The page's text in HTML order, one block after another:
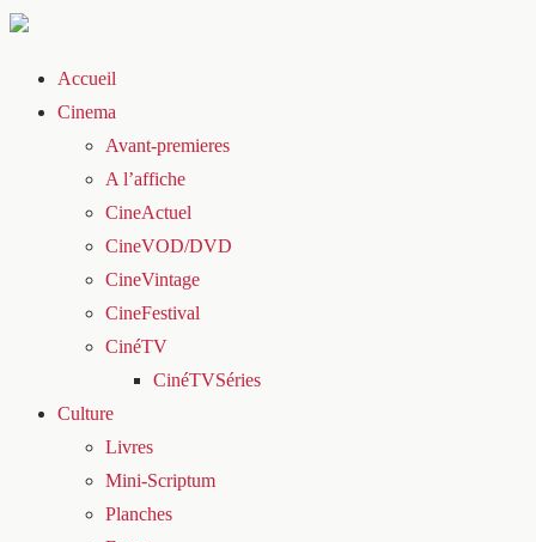
Accueil
Cinema
Avant-premieres
A l’affiche
CineActuel
CineVOD/DVD
CineVintage
CineFestival
CinéTV
CinéTVSéries
Culture
Livres
Mini-Scriptum
Planches